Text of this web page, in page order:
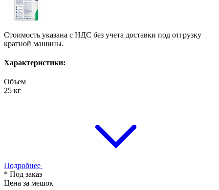
Стоимость указана с НДС без учета доставки под отгрузку
кратной машины.
Характеристики:
Объем
25 кг
Подробнее
* Под заказ
Цена за мешок